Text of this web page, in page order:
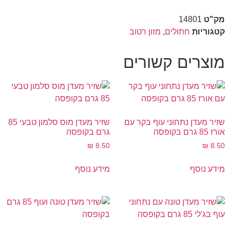
מק"ט 14801
קטגוריות חתולים, מזון רטוב
מוצרים קשורים
שזיר מעדן נתחוני עוף בקר עם
אורז 85 גרם בקופסה
₪ 8.50
מידע נוסף
שזיר מעדן מוס סלמון טבעי 85
גרם בקופסה
₪ 8.50
מידע נוסף